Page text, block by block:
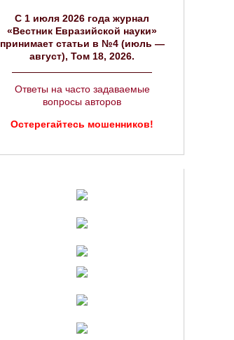
C 1 июля 2026 года журнал
«Вестник Евразийской науки»
принимает статьи в №4 (июль —
август), Том 18, 2026.
Ответы на часто задаваемые
вопросы авторов
Остерегайтесь мошенников!